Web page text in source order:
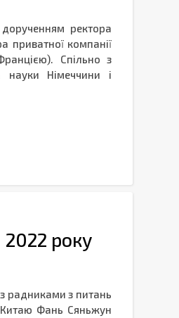
ректора
приватної компанії
Спільно з
науки Німеччини і
2022 року
радниками з питань
Китаю Фань Сяньжун